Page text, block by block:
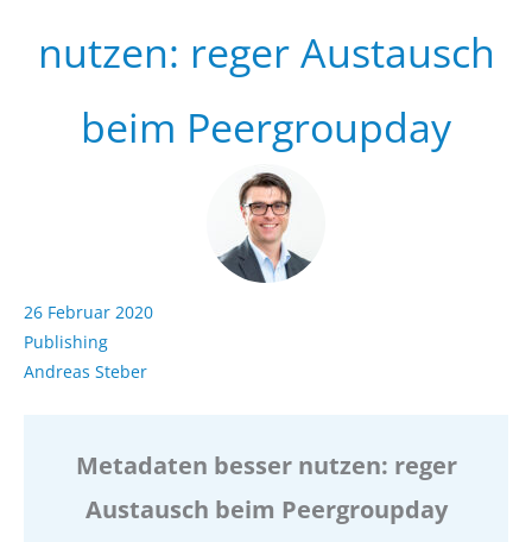
nutzen: reger Austausch
beim Peergroupday
26 Februar 2020
Publishing
Andreas Steber
Metadaten besser nutzen: reger
Austausch beim Peergroupday